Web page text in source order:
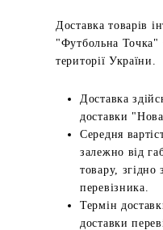
Доставка товарів
"Футбольна Точка"
території України.
Доставка
доставки
Середня
залежно від
товару, згідно
перевізника.
Термін
доставки